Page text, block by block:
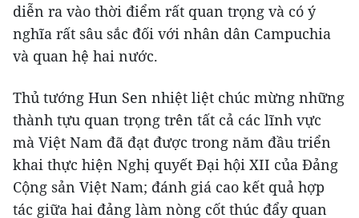
diễn ra vào thời điểm rất quan trọng và có ý
nghĩa rất sâu sắc đối với nhân dân Campuchia
và quan hệ hai nước.
Thủ tướng Hun Sen nhiệt liệt chúc mừng những
thành tựu quan trọng trên tất cả các lĩnh vực
mà Việt Nam đã đạt được trong năm đầu triển
khai thực hiện Nghị quyết Đại hội XII của Đảng
Cộng sản Việt Nam; đánh giá cao kết quả hợp
tác giữa hai đảng làm nòng cốt thúc đẩy quan